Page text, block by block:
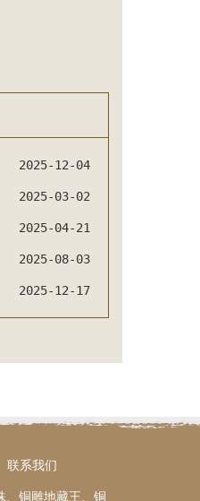
2025-12-04
2025-03-02
2025-04-21
2025-08-03
2025-12-17
联系我们
、铜雕地藏王、铜